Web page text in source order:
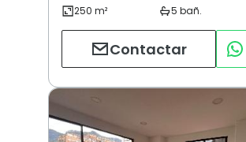
Contactar